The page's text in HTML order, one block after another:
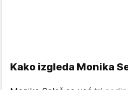
Kako izgleda Monika